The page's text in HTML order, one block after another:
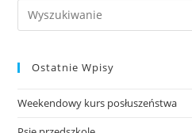
Search
this
Ostatnie Wpisy
Weekendowy kurs posłuszeństwa